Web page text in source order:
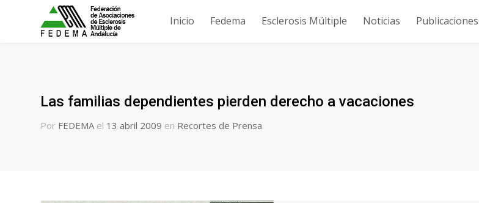
Inicio Fedema Esclerosis Múltiple Noticias Publicaciones
Las familias dependientes pierden derecho a vacaciones
Por FEDEMA el 13 abril 2009 en Recortes de Prensa